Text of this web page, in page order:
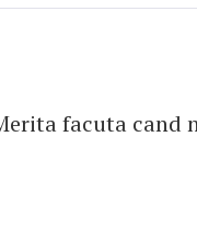
facuta cand